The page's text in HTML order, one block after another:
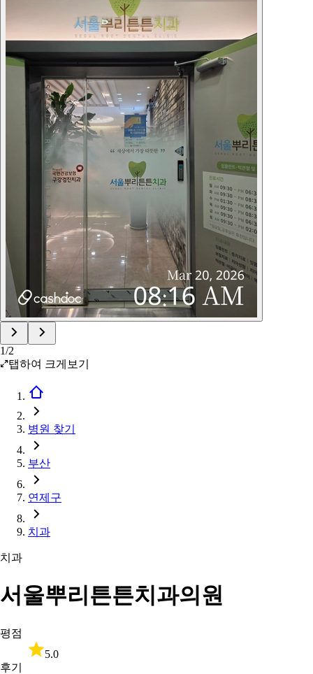
1/2
탭하여 크게보기
병원 찾기
부산
연제구
치과
치과
서울뿌리튼튼치과의원
평점
5.0
후기